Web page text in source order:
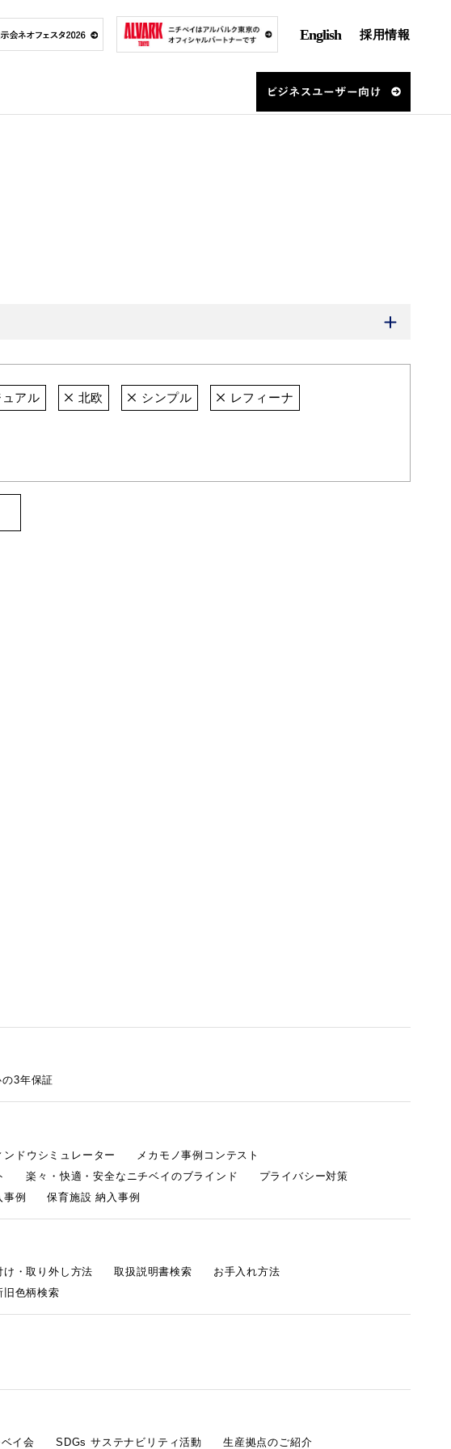
English 採用情報
ュアル 北欧 シンプル レフィーナ
の3年保証
ンドウシミュレーター
メカモノ事例コンテスト
楽々・快適・安全なニチベイのブラインド
プライバシー対策
事例 保育施設 納入事例
け・取り外し方法 取扱説明書検索
お手入れ方法
旧色柄検索
イ会 SDGs サステナビリティ活動 生産拠点のご紹介